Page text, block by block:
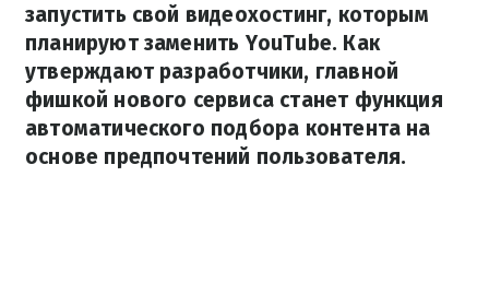
запустить свой видеохостинг, которым
планируют заменить YouTube. Как
утверждают разработчики, главной
фишкой нового сервиса станет функция
автоматического подбора контента на
основе предпочтений пользователя.